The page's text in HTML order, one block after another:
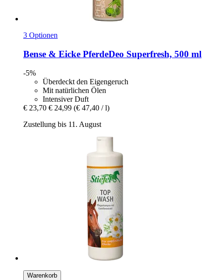
3 Optionen
Bense & Eicke PferdeDeo Superfresh, 500 ml
-5%
Überdeckt den Eigengeruch
Mit natürlichen Ölen
Intensiver Duft
€ 23,70 € 24,99 (€ 47,40 / l)
Zustellung bis 11. August
Warenkorb